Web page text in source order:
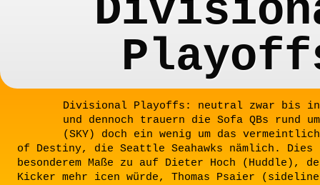
Divisional Playoffs: neutral zwar bis
und dennoch trauern die Sofa QBs rund
(SKY) doch ein wenig um das
of Destiny, die Seattle Seahawks nämlich.
besonderem Maße zu auf Dieter Hoch (Huddle),
Kicker mehr icen würde, Thomas Psaier